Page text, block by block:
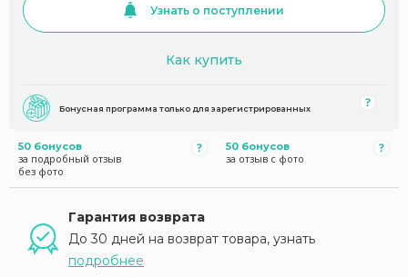
Узнать о поступлении
Как купить
Бонусная программа только для зарегистрированных
50 бонусов
за подробный отзыв
без фото
50 бонусов
за отзыв с фото
Гарантия возврата
До 30 дней на возврат товара, узнать
подробнее